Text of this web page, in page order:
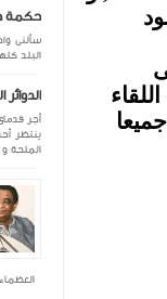
حكمة
سألنى
البلد
الدوائر
أجر
ينتظر
الملحة